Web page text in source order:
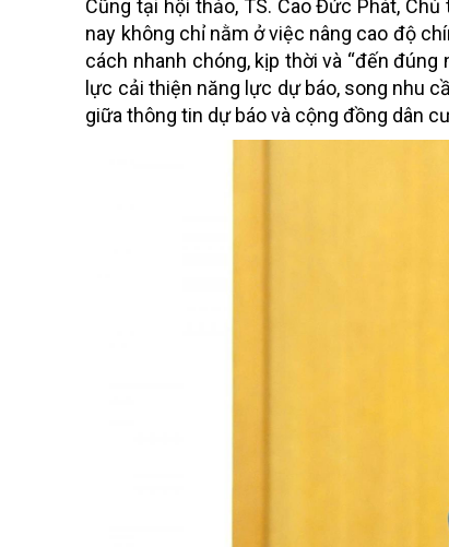
Cũng tại hội thảo, TS. Cao Đức Phát,
nay không chỉ nằm ở việc nâng cao độ
cách nhanh chóng, kịp thời và “đến
lực cải thiện năng lực dự báo, song nhu
giữa thông tin dự báo và cộng đồng dân